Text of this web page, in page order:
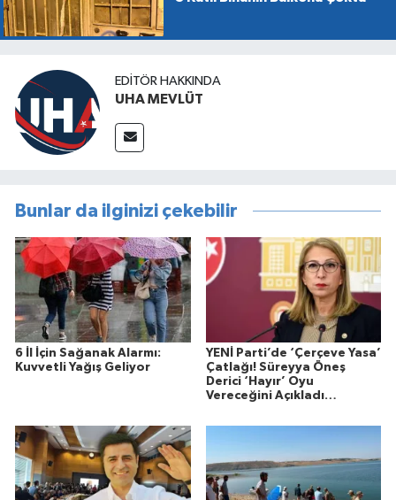
EDITÖR HAKKINDA
UHA MEVLÜT
Bunlar da ilginizi çekebilir
6 İl İçin Sağanak Alarmı:
Kuvvetli Yağış Geliyor
YENİ Parti’de ‘Çerçeve Yasa’
Çatlağı! Süreyya Öneş
Derici ‘Hayır’ Oyu
Vereceğini Açıkladı…